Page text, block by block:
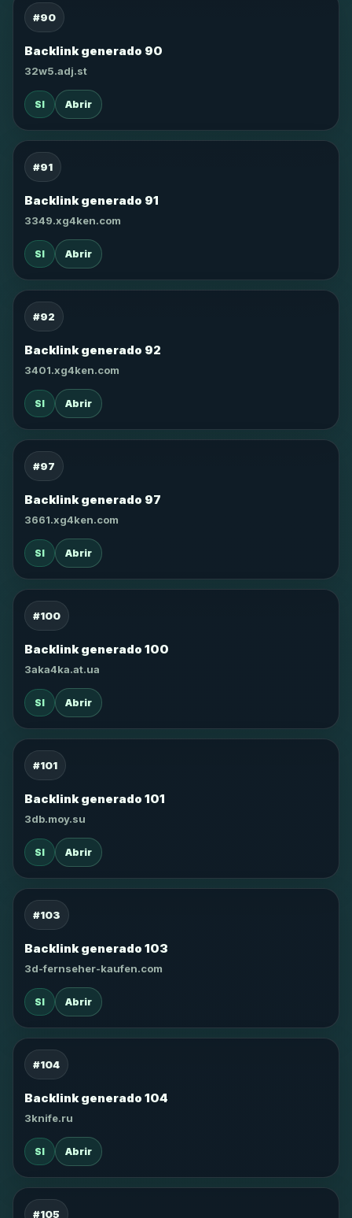
#90
Backlink generado 90
32w5.adj.st
SI Abrir
#91
Backlink generado 91
3349.xg4ken.com
SI Abrir
#92
Backlink generado 92
3401.xg4ken.com
SI Abrir
#97
Backlink generado 97
3661.xg4ken.com
SI Abrir
#100
Backlink generado 100
3aka4ka.at.ua
SI Abrir
#101
Backlink generado 101
3db.moy.su
SI Abrir
#103
Backlink generado 103
3d-fernseher-kaufen.com
SI Abrir
#104
Backlink generado 104
3knife.ru
SI Abrir
#105